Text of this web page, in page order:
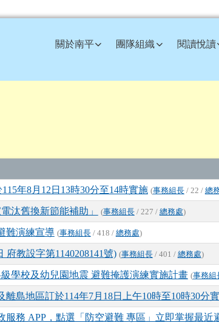
訊網關於南平 團隊組織 閱讀悅讀
年8月12日13時30分至14時實施 (事務組長/ 22 / 總
汰舊換新節能補助」 (事務組長/ 227 / 總務處)
難演練宣導 (事務組長/ 418 / 總務處)
府教設字第1140208141號) (事務組長/ 401 / 總務處)
學校及幼兒園地震 避難掩護演練實施計畫 (事務組
離島地區訂於114年7月18日上午10時至10時30分
服務 APP，點選「防空避難 專區」立即掌握最